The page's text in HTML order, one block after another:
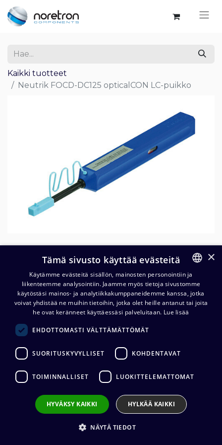
Kaikki tuotteet
Neutrik FOCD-DC125 opticalCON LC-puikko
Neutrik FOCD-DC125
opticalCON LC-puikko
260,32
Lisää ostoskoriin
FINNISH
ENGLISH
×
Tämä sivusto käyttää evästeitä
Käytämme evästeitä sisällön, mainosten personointiin ja
liikenteemme analysointiin. Jaamme myös tietoja sivustomme
käytöstäsi mainos- ja analytiikkakumppaneidemme kanssa, jotka
voivat yhdistää ne muihin tietoihin, jotka olet heille antanut tai joita
he ovat keränneet käyttäessäsi palveluitaan. Lue lisää
EHDOTTOMASTI VÄLTTÄMÄTTÖMÄT
SUORITUSKYVYLLISET KOHDENTAVAT
TOIMINNALLISET LUOKITTELEMATTOMAT
HYVÄKSY KAIKKI HYLKÄÄ KAIKKI
NÄYTÄ TIEDOT